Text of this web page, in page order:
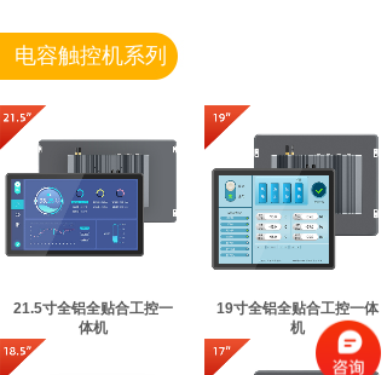
电容触控机系列
21.5寸全铝全贴合工控一
体机
19寸全铝全贴合工控一体
机